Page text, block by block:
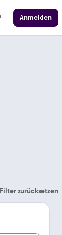
Anmelden
Filter zurücksetzen